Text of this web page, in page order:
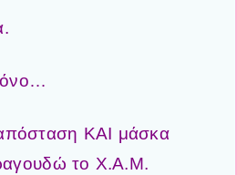
ΚΑΙ μάσκα
το Χ.Α.Μ.